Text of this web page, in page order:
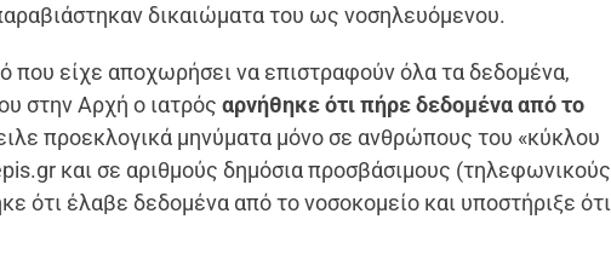
δικαιώματα του ως νοσηλευόμενου.
που είχε αποχωρήσει να επιστραφούν όλα τα δεδομένα,
στην Αρχή ο ιατρόςαρνήθηκε ότι πήρε δεδομένα από το
προεκλογικά μηνύματα μόνο σε ανθρώπους του «κύκλου
και σε αριθμούς δημόσια προσβάσιμους (τηλεφωνικούς
ότι έλαβε δεδομένα από το νοσοκομείο και υποστήριξε ότι